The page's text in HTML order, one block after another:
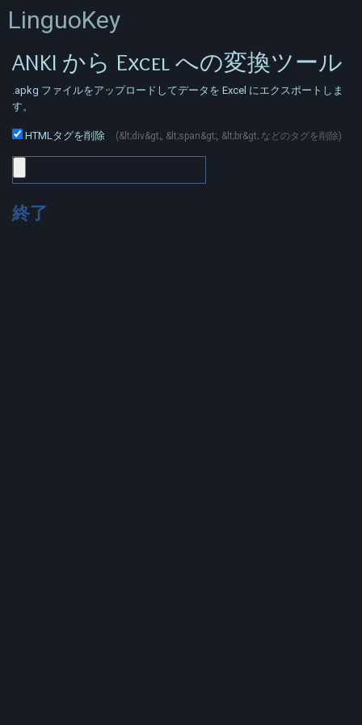
LinguoKey
ANKI から Excel への変換ツール
.apkg ファイルをアップロードしてデータを Excel にエクスポートしま
す。
HTMLタグを削除 (&lt;div&gt;, &lt;span&gt;, &lt;br&gt; などのタグを削除)
終了